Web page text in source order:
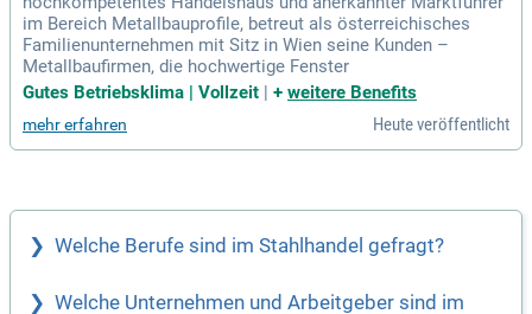
im Bereich Metallbauprofile, betreut als österreichisches
Familienunternehmen mit Sitz in Wien seine Kunden –
Metallbaufirmen, die hochwertige Fenster
Gutes Betriebsklima | Vollzeit | + weitere Benefits
mehr erfahren Heute veröffentlicht
Welche Berufe sind im Stahlhandel gefragt?
Welche Unternehmen und Arbeitgeber sind im